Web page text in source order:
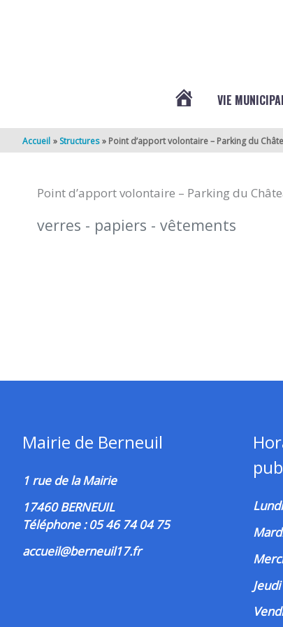
VIE
Accueil Structures Point d’apport volontaire – Parking du
Point d’apport volontaire – Parking du
verres - papiers - vêtements
Mairie de Berneuil
1 rue de la Mairie
17460 BERNEUIL
Téléphone : 05 46 74 04 75
accueil@berneuil17.fr